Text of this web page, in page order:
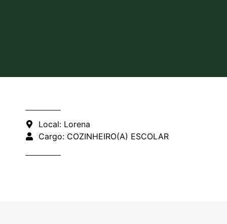
Local: Lorena
Cargo: COZINHEIRO(A) ESCOLAR